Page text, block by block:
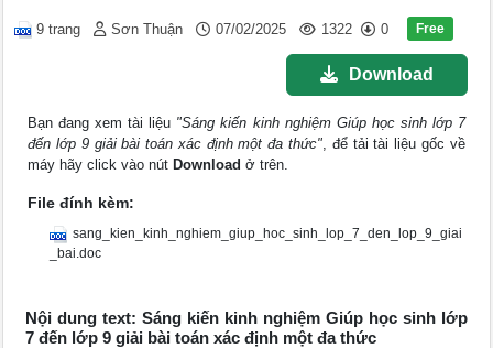
9 trang Sơn Thuận 07/02/2025 1322 0 Free
Download
Bạn đang xem tài liệu "Sáng kiến kinh nghiệm Giúp học sinh lớp 7
đến lớp 9 giải bài toán xác định một đa thức", để tải tài liệu gốc về
máy hãy click vào nút Download ở trên.
File đính kèm:
sang_kien_kinh_nghiem_giup_hoc_sinh_lop_7_den_lop_9_giai
_bai.doc
Nội dung text: Sáng kiến kinh nghiệm Giúp học sinh lớp
7 đến lớp 9 giải bài toán xác định một đa thức